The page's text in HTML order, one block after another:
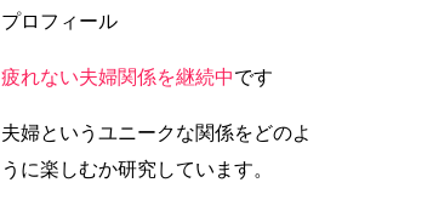
プロフィール
疲れない夫婦関係を継続中です
夫婦というユニークな関係をどのよ
うに楽しむか研究しています。